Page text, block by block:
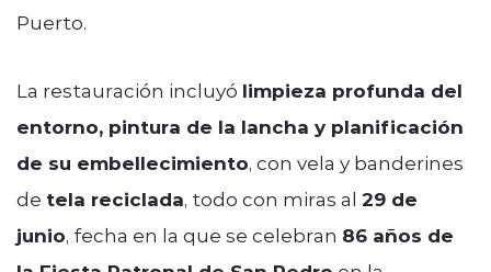
Puerto.
La restauración incluyó limpieza profunda del
entorno, pintura de la lancha y planificación
de su embellecimiento, con vela y banderines
de tela reciclada, todo con miras al 29 de
junio, fecha en la que se celebran 86 años de